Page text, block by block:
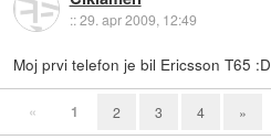
::29. apr 2009, 12:49
Moj prvi telefon je bil Ericsson T65 :D
« 1 2 3 4 »